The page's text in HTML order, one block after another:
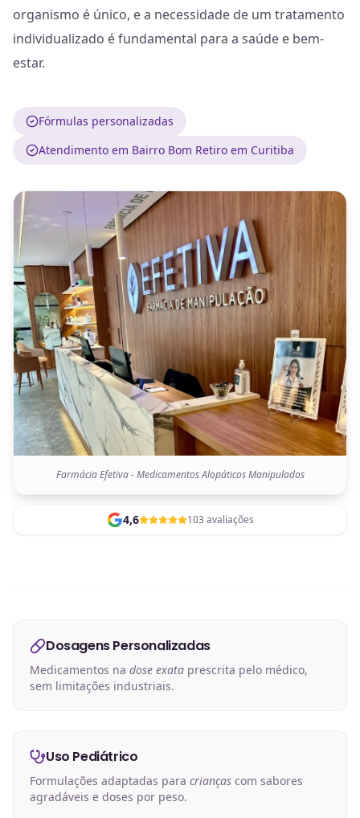
organismo é único, e a necessidade de um tratamento
individualizado é fundamental para a saúde e bem-
estar.
Fórmulas personalizadas
Atendimento em Bairro Bom Retiro em Curitiba
Farmácia Efetiva - Medicamentos Alopáticos Manipulados
4,6 103 avaliações
Dosagens Personalizadas
Medicamentos na dose exata prescrita pelo médico,
sem limitações industriais.
Uso Pediátrico
Formulações adaptadas para crianças com sabores
agradáveis e doses por peso.